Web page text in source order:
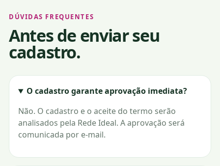
DÚVIDAS FREQUENTES
Antes de enviar seu
cadastro.
O cadastro garante aprovação imediata?
Não. O cadastro e o aceite do termo serão
analisados pela Rede Ideal. A aprovação será
comunicada por e-mail.